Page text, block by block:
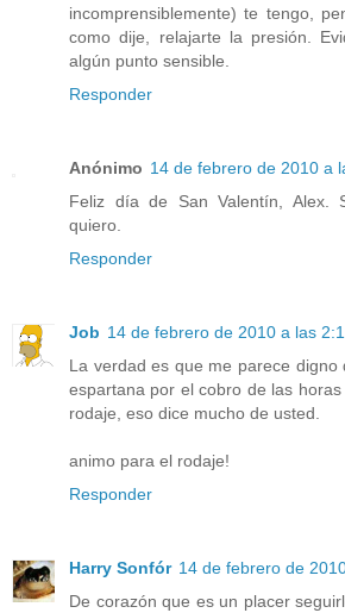
incomprensiblemente) te tengo,
como dije, relajarte la presión.
algún punto sensible.
Responder
Anónimo 14 de febrero de 2010 a
Feliz día de San Valentín, Alex.
quiero.
Responder
Job 14 de febrero de 2010 a las
La verdad es que me parece digno
espartana por el cobro de las
rodaje, eso dice mucho de usted.
animo para el rodaje!
Responder
Harry Sonfór 14 de febrero de
De corazón que es un placer